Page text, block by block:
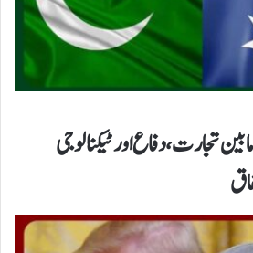
تجارت،دفاع اور ٹیکنالوجی